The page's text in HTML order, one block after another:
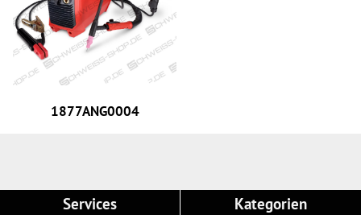
1877ANG0004
Services Kategorien